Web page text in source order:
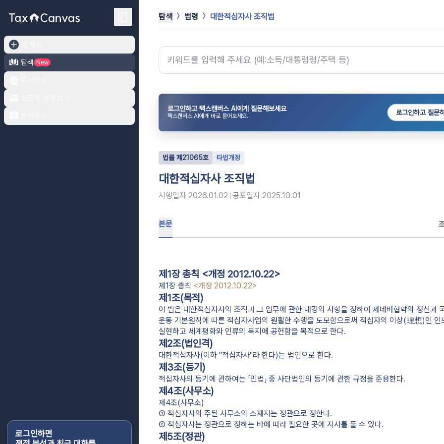
탐색
New
로그인하면
탐색 법령 대한적십자사 조직법
로그인하고 택스캔버스 AI에게 질문해보세요
택스캔버스 AI에게 바로 물어보세요. 로그인하고 질문
법률제 21065호 타법개정
대한적십자사 조직법
시행일자 2026.01.02 공포일자 2025.10.01
본문
제1장 총칙 <개정 2012.10.22>
제1장 총칙 <개정 2012.10.22>
제1조(목적)
이 법은 대한적십자사의 조직과 그 업무에 관한 대강의 사항을 정하여 제네바협약의 정신과
운동 기본원칙에 따른 적십자사업의 원활한 수행을 도모함으로써 적십자의 이상(理想)인 인
실현하고 세계평화와 인류의 복지에 공헌함을 목적으로 한다.
제2조(법인격)
대한적십자사(이하 "적십자사"라 한다)는 법인으로 한다.
제3조(등기)
적십자사의 등기에 관하여는 「민법」 중 사단법인의 등기에 관한 규정을 준용한다.
제4조(사무소)
제4조(사무소)
① 적십자사의 주된 사무소의 소재지는 정관으로 정한다.
② 적십자사는 정관으로 정하는 바에 따라 필요한 곳에 지사를 둘 수 있다.
제5조(정관)